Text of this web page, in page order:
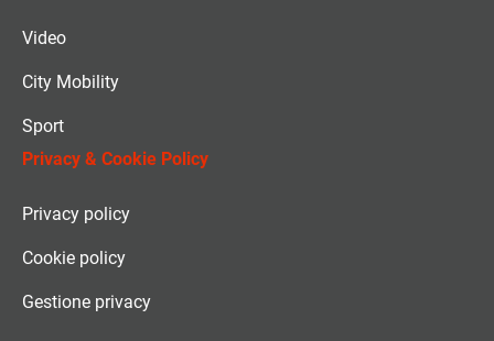
Video
City Mobility
Sport
Privacy & Cookie Policy
Privacy policy
Cookie policy
Gestione privacy